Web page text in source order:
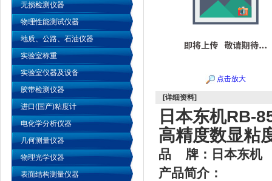
无损检测仪器
物理性能测试仪器
地质、公路、石油仪器
实验室称重
实验室仪器及设备
胶带检测仪器
进口(国产)粘度计
电化学分析仪器
几何测量仪器
物理光学仪器
表面结构测量仪器
点击放大
[详细资料]
日本东机RB-
高精度数显粘
品
牌：日本东机
产品简介：